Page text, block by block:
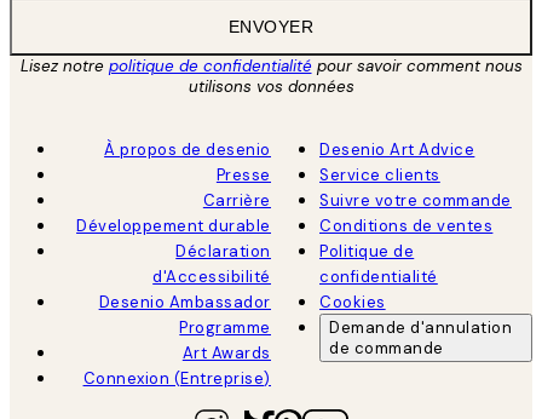
ENVOYER
Lisez notre politique de confidentialitépour savoir comment nous
utilisons vos données
À propos de desenio
Presse
Carrière
Développement durable
Déclaration
d'Accessibilité
Desenio Ambassador
Programme
Art Awards
Connexion (Entreprise)
Desenio Art Advice
Service clients
Suivre votre commande
Conditions de ventes
Politique de
confidentialité
Cookies
Demande d'annulation
de commande